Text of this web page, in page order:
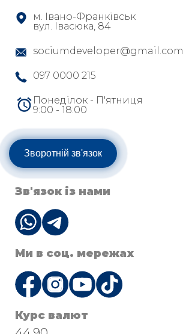
м. Івано-Франківськ
вул. Івасюка, 84
sociumdeveloper@gmail.com
097 0000 215
Понеділок - П'ятниця
9:00 - 18:00
Зворотній зв'язок
Зв'язок із нами
Ми в соц. мережах
Курс валют